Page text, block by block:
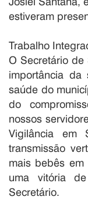
estiveram
Trabalho
O Secretário de
importância da
saúde do
do
nossos
Vigilância em
transmissão
mais bebês em
uma vitória
Secretário.